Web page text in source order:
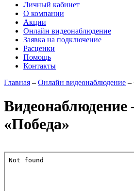
Личный кабинет
О компании
Акции
Онлайн видеонаблюдение
Заявка на подключение
Расценки
Помощь
Контакты
Главная – Онлайн видеонаблюдение –
«Победа»